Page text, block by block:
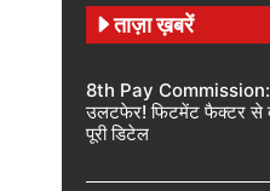
ताज़ा ख़बरें
8th Pay Commission:
उलटफेर! फिटमेंट फैक्टर से
पूरी डिटेल